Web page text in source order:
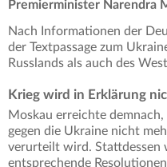
Premierminister Narendra
Nach Informationen der
der Textpassage zum
Russlands als auch des
Krieg wird in Erklärung
Moskau erreichte
gegen die Ukraine nicht
verurteilt wird. Stattdessen
entsprechende